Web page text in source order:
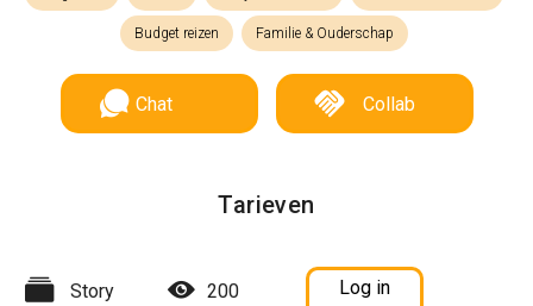
Budget reizen Familie & Ouderschap
Chat Collab
Tarieven
Story 200 Log in